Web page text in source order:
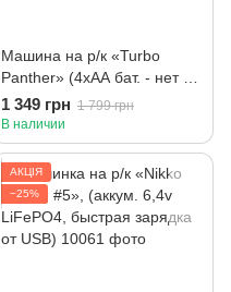
Машина на р/к «Turbo
Panther» (4хАА бат. - нет в
компл.)
1 349 грн 1 799 грн
В наличии
АКЦІЯ
−25%